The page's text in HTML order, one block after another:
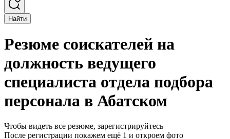
Найти
Резюме соискателей на
должность ведущего
специалиста отдела подбора
персонала в Абатском
Чтобы видеть все резюме, зарегистрируйтесь
После регистрации покажем ещё 1 и откроем фото